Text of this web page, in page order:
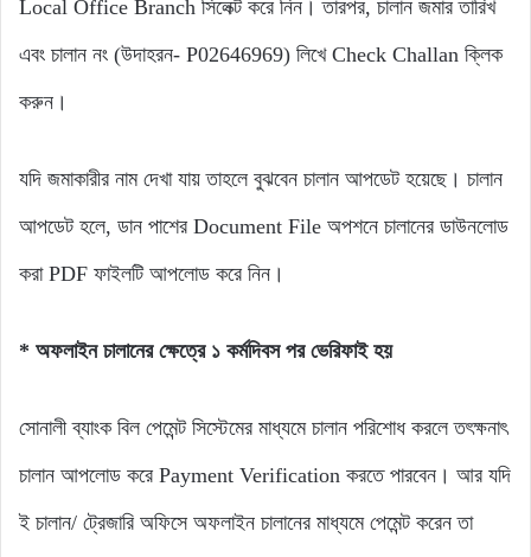
Local Office Branch সিলেক্ট করে নিন। তারপর, চালান জমার তারিখ
এবং চালান নং (উদাহরন- P02646969) লিখে Check Challan ক্লিক
করুন।
যদি জমাকারীর নাম দেখা যায় তাহলে বুঝবেন চালান আপডেট হয়েছে। চালান
আপডেট হলে, ডান পাশের Document File অপশনে চালানের ডাউনলোড
করা PDF ফাইলটি আপলোড করে নিন।
* অফলাইন চালানের ক্ষেত্রে ১ কর্মদিবস পর ভেরিফাই হয়
সোনালী ব্যাংক বিল পেমেন্ট সিস্টেমের মাধ্যমে চালান পরিশোধ করলে তৎক্ষনাৎ
চালান আপলোড করে Payment Verification করতে পারবেন। আর যদি
ই চালান/ ট্রেজারি অফিসে অফলাইন চালানের মাধ্যমে পেমেন্ট করেন তা